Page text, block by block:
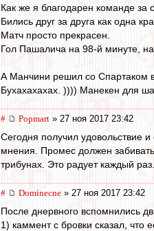
Как же я благодарен команде за
Бились друг за друга как одна
Матч просто прекрасен.
Гол Пашалича на 98-й минуте,
А Манчини решил со Спартаком
Бухахахахах. )))) Манекен для
# Popmart » 27 ноя 2017 23:42
Сегодня получил удовольствие
мнения. Промес должен
трибунах. Это радует каждый раз.
# Dominecne » 27 ноя 2017 23:42
После днервного вспомнились
1) каммент с бровки сказал, что